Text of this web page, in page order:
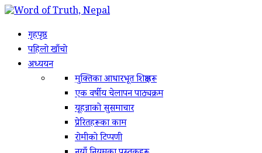
गृहपृष्ठ
पहिलो खाँचो
अध्ययन
मुक्तिका आधारभूत शिक्षाहरू
एक वर्षीय चेलापन पाठ्यक्रम
यूहन्नाको सुसमाचार
प्रेरितहरूका काम
रोमीको टिप्पणी